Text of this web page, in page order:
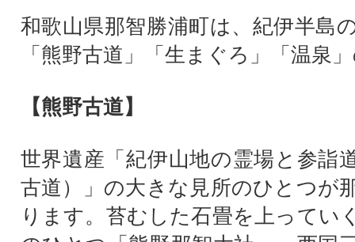
和歌山県那智勝浦町は、紀伊半島
「熊野古道」「生まぐろ」「温泉
【熊野古道】
世界遺産「紀伊山地の霊場と参詣
古道）」の大きな見所のひとつが
ります。苔むした石畳を上ってい